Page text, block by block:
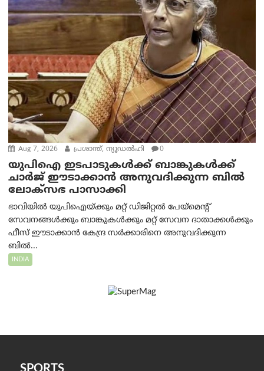
Aug 7, 2026 പ്രശാന്ത്, ന്യൂഡല്‍ഹി 0
യുപിഐ ഇടപാടുകൾക്ക് ബാങ്കുകൾക്ക്
ചാർജ് ഈടാക്കാൻ അനുവദിക്കുന്ന ബിൽ
ലോക്‌സഭ പാസാക്കി
ഭാവിയിൽ യുപിഐയ്ക്കും മറ്റ് ഡിജിറ്റൽ പേയ്‌മെന്റ്
സേവനങ്ങൾക്കും ബാങ്കുകൾക്കും മറ്റ് സേവന ദാതാക്കൾക്കും
ഫീസ് ഈടാക്കാൻ കേന്ദ്ര സർക്കാരിനെ അനുവദിക്കുന്ന
ബിൽ...
INDIA